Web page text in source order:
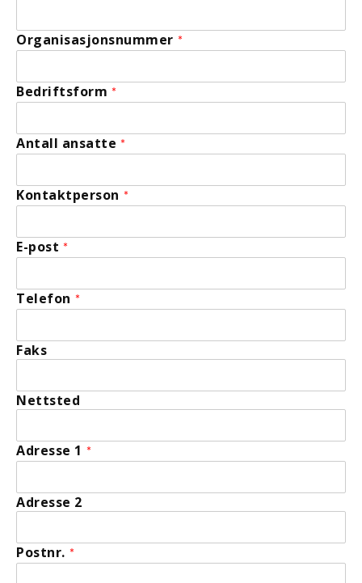
Organisasjonsnummer *
Bedriftsform *
Antall ansatte *
Kontaktperson *
E-post *
Telefon *
Faks
Nettsted
Adresse 1 *
Adresse 2
Postnr. *